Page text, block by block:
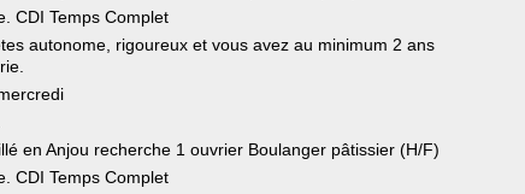
CDI Temps Complet
autonome, rigoureux et vous avez au minimum 2 ans
en Anjou recherche 1 ouvrier Boulanger pâtissier (H/F)
CDI Temps Complet